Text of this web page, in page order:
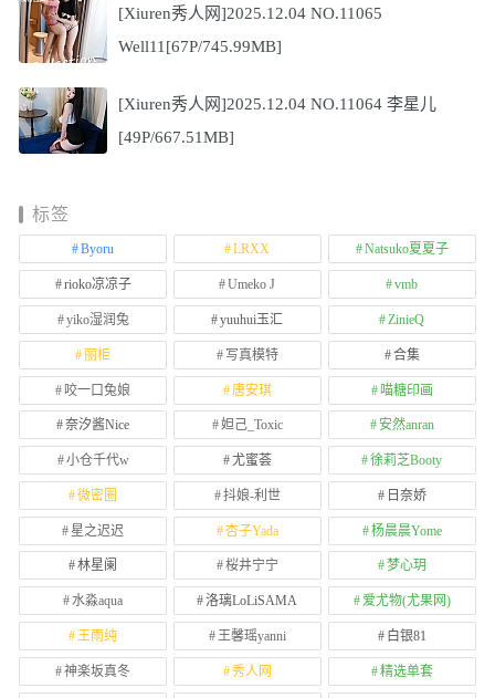
[Xiuren秀人网]2025.12.04 NO.11065
Well11[67P/745.99MB]
[Xiuren秀人网]2025.12.04 NO.11064 李星儿
[49P/667.51MB]
标签
Byoru LRXX Natsuko夏夏子
rioko凉凉子 Umeko J vmb
yiko湿润兔 yuuhui玉汇 ZinieQ
丽柜 写真模特 合集
咬一口兔娘 唐安琪 喵糖印画
奈汐酱Nice 妲己_Toxic 安然anran
小仓千代w 尤蜜荟 徐莉芝Booty
微密圈 抖娘-利世 日奈娇
星之迟迟 杏子Yada 杨晨晨Yome
林星阑 桜井宁宁 梦心玥
水淼aqua 洛璃LoLiSAMA 爱尤物(尤果网)
王雨纯 王馨瑶yanni 白银81
神楽坂真冬 秀人网 精选单套